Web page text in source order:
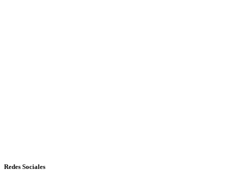
Redes Sociales